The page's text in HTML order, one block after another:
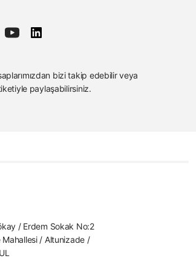
bizi takip edebilir veya
paylaşabilirsiniz.
/ Erdem Sokak No:2
/ Altunizade /